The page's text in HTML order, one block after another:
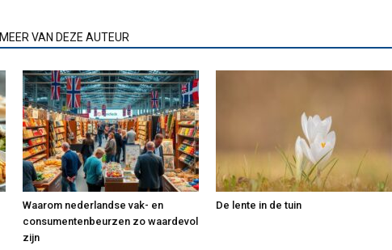
MEER VAN DEZE AUTEUR
Waarom nederlandse vak- en
consumentenbeurzen zo waardevol
zijn
De lente in de tuin